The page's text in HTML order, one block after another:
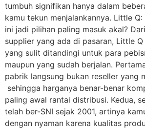
tumbuh signifikan hanya dalam
kamu tekun menjalankannya. Little
ini jadi pilihan paling masuk akal?
supplier yang ada di pasaran, Little
yang sulit ditandingi untuk para
maupun yang sudah berjalan.
pabrik langsung bukan reseller yang
sehingga harganya benar-benar
paling awal rantai distribusi. Kedua,
telah ber-SNI sejak 2001, artinya
dengan nyaman karena kualitas